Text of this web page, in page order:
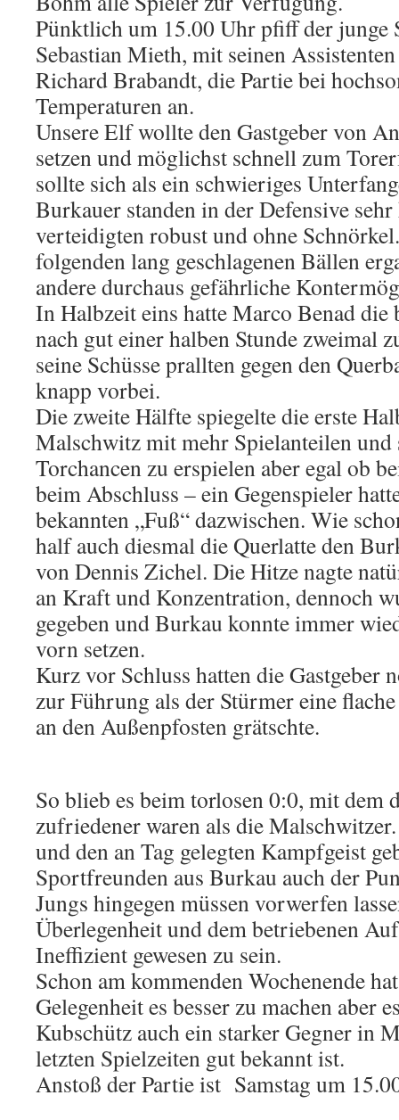
Pünktlich um 15.00 Uhr pfiff der junge
Sebastian Mieth, mit seinen
Richard Brabandt, die Partie bei
Temperaturen an.
Unsere Elf wollte den Gastgeber von
setzen und möglichst schnell zum
sollte sich als ein schwieriges
Burkauer standen in der Defensive
verteidigten robust und ohne
folgenden lang geschlagenen Bällen
andere durchaus gefährliche
In Halbzeit eins hatte Marco Benad die
nach gut einer halben Stunde zweimal
seine Schüsse prallten gegen den
knapp vorbei.
Die zweite Hälfte spiegelte die erste
Malschwitz mit mehr Spielanteilen und
Torchancen zu erspielen aber egal ob
beim Abschluss – ein Gegenspieler
bekannten „Fuß“ dazwischen. Wie
half auch diesmal die Querlatte den
von Dennis Zichel. Die Hitze nagte
an Kraft und Konzentration, dennoch
gegeben und Burkau konnte immer
vorn setzen.
Kurz vor Schluss hatten die Gastgeber
zur Führung als der Stürmer eine
an den Außenpfosten grätschte.
So blieb es beim torlosen 0:0, mit dem
zufriedener waren als die
und den an Tag gelegten Kampfgeist
Sportfreunden aus Burkau auch der
Jungs hingegen müssen vorwerfen
Überlegenheit und dem betriebenen
Ineffizient gewesen zu sein.
Schon am kommenden Wochenende
Gelegenheit es besser zu machen aber
Kubschütz auch ein starker Gegner in
letzten Spielzeiten gut bekannt ist.
Anstoß der Partie ist Samstag um